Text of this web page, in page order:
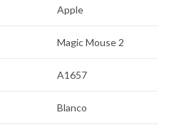
Apple
Magic Mouse 2
A1657
Blanco